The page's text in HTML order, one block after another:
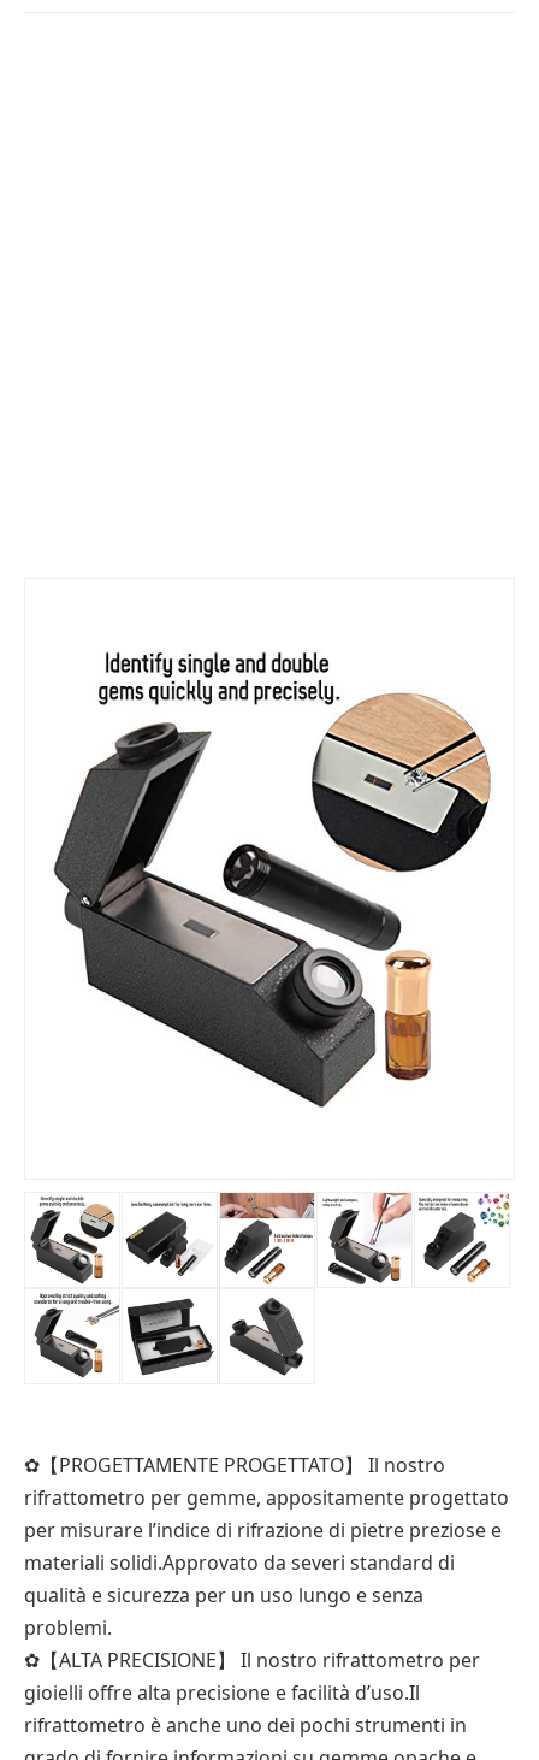
✿【PROGETTAMENTE PROGETTATO】 Il nostro
rifrattometro per gemme, appositamente progettato
per misurare l’indice di rifrazione di pietre preziose e
materiali solidi.Approvato da severi standard di
qualità e sicurezza per un uso lungo e senza
problemi.
✿【ALTA PRECISIONE】 Il nostro rifrattometro per
gioielli offre alta precisione e facilità d’uso.Il
rifrattometro è anche uno dei pochi strumenti in